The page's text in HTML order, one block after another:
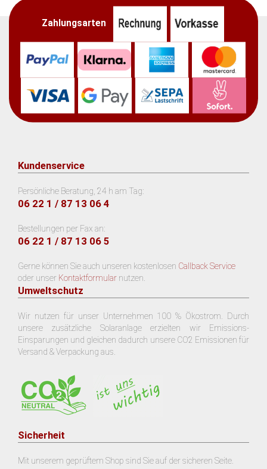
Zahlungsarten
Kundenservice
Persönliche Beratung, 24 h am Tag:
06 22 1 / 87 13 06 4
Bestellungen per Fax an:
06 22 1 / 87 13 06 5
Gerne können Sie auch unseren kostenlosen Callback Service
oder unser Kontaktformular nutzen.
Umweltschutz
Wir nutzen für unser Unternehmen 100 % Ökostrom. Durch
unsere zusätzliche Solaranlage erzielten wir Emissions-
Einsparungen und gleichen dadurch unsere CO2 Emissionen für
Versand & Verpackung aus.
Sicherheit
Mit unserem geprüftem Shop sind Sie auf der sicheren Seite.